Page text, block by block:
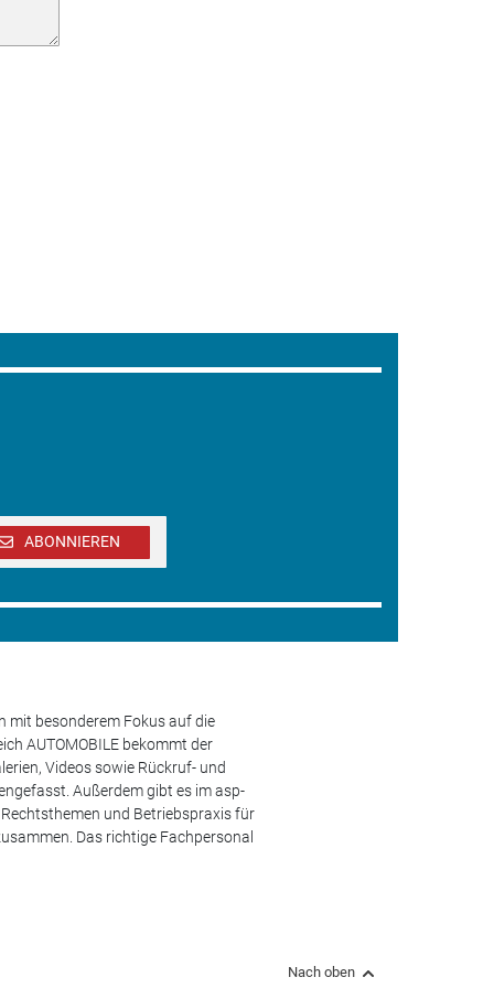
ABONNIEREN
mit besonderem Fokus auf die
AUTOMOBILE bekommt der
Videos sowie Rückruf- und
Außerdem gibt es im asp-
und Betriebspraxis für
Das richtige Fachpersonal
Nach oben